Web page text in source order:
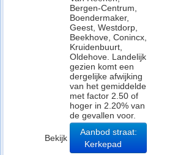
Bergen-Centrum,
Boendermaker,
Geest, Westdorp,
Beekhove, Conincx,
Kruidenbuurt,
Oldehove. Landelijk
gezien komt een
dergelijke afwijking
van het gemiddelde
met factor 2.50 of
hoger in 2.20% van
de gevallen voor.
Bekijk
Aanbod straat:
Kerkepad